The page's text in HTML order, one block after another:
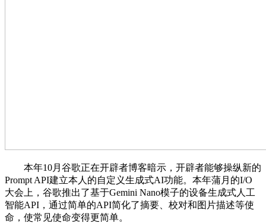
本年10月谷歌正在开辟者博客暗示，开辟者能够操纵新的
Prompt API建立本人的自定义生成式AI功能。本年蒲月的I/O
大会上，谷歌推出了基于Gemini Nano模子的设备生成式人工
智能API，通过简单的API简化了摘要、校对和图片描述等使
命，使常见使命变得更简单。